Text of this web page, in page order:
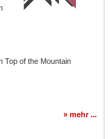
Top of the Mountain
» mehr...